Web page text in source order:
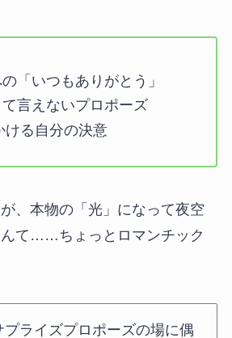
「いつもありがとう」
言えないプロポーズ
ける自分の決意
、本物の「光」になって夜空
て……ちょっとロマンチック
プライズプロポーズの場に偶